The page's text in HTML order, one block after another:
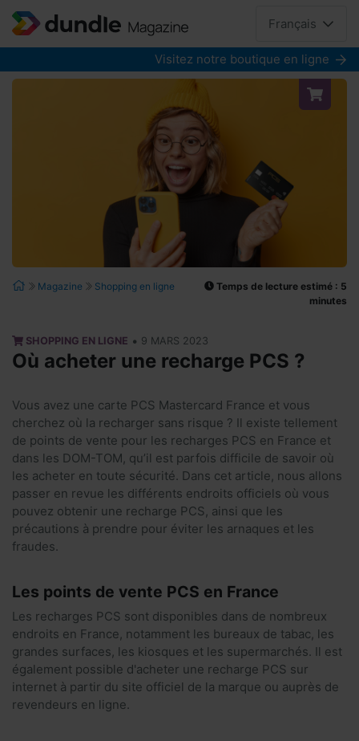
Français
Visitez notre boutique en ligne
Magazine Shopping en ligne
Temps de lecture estimé : 5
minutes
SHOPPING EN LIGNE • 9 MARS 2023
Où acheter une recharge PCS ?
Vous avez une carte PCS Mastercard France et vous
cherchez où la recharger sans risque ? Il existe tellement
de points de vente pour les recharges PCS en France et
dans les DOM-TOM, qu’il est parfois difficile de savoir où
les acheter en toute sécurité. Dans cet article, nous allons
passer en revue les différents endroits officiels où vous
pouvez obtenir une recharge PCS, ainsi que les
précautions à prendre pour éviter les arnaques et les
fraudes.
Les points de vente PCS en France
Les recharges PCS sont disponibles dans de nombreux
endroits en France, notamment les bureaux de tabac, les
grandes surfaces, les kiosques et les supermarchés. Il est
également possible d'acheter une recharge PCS sur
internet à partir du site officiel de la marque ou auprès de
revendeurs en ligne.